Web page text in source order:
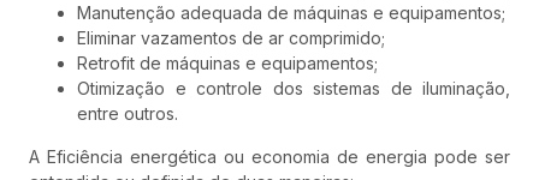
Manutenção adequada de máquinas e equipamentos;
Eliminar vazamentos de ar comprimido;
Retrofit de máquinas e equipamentos;
Otimização e controle dos sistemas de iluminação,
entre outros.
A Eficiência energética ou economia de energia pode ser